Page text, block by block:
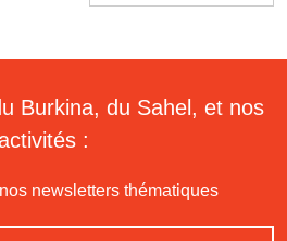
Burkina, du Sahel, et nos
:
newsletters thématiques